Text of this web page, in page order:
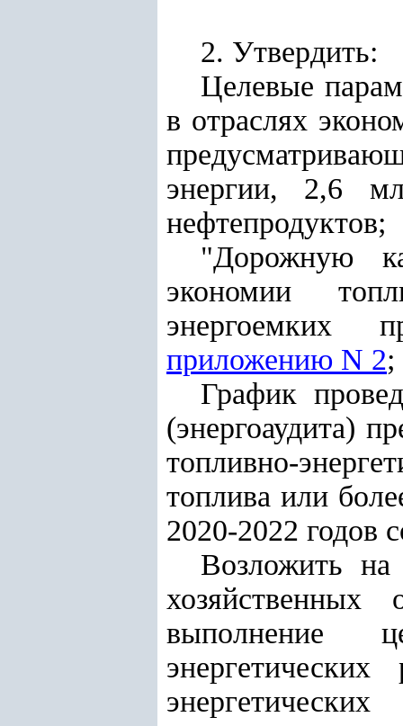
2. Утвердить:
Целевые
в отраслях
энергии, 2,6
нефтепродуктов;
"Дорожную
экономии
энергоемких
приложению N 2;
График
(энергоаудита)
топливно-
топлива или
2020-2022 годов
Возложить на
хозяйственных
выполнение